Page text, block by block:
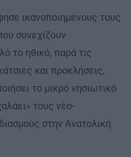
ικανοποιημένους τους
συνεχίζουν
το ηθικό, παρά τις
και προκλήσεις,
το μικρό νησιωτικό
τους νέο-
στην Ανατολική